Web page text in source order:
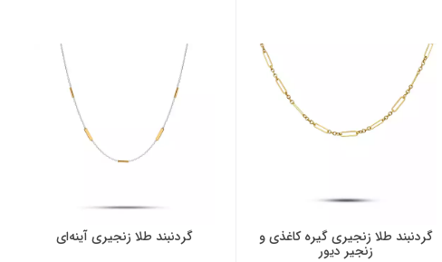
گردنبند طلا زنجیری گیره کاغذی و
زنجیر دیور
گردنبند طلا زنجیری آینه‌ای